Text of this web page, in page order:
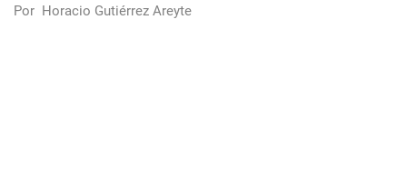
Por Horacio Gutiérrez Areyte